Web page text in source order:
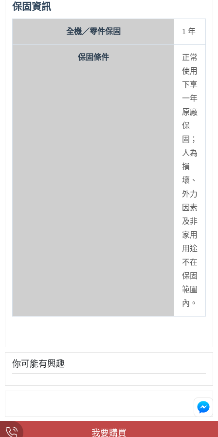
保固資訊
全機／零件保固 1 年
保固條件
正常
使用
下享
一年
原廠
保
固；
人為
損
壞、
外力
因素
及非
家用
用途
不在
保固
範圍
內。
你可能有興趣
我要購買